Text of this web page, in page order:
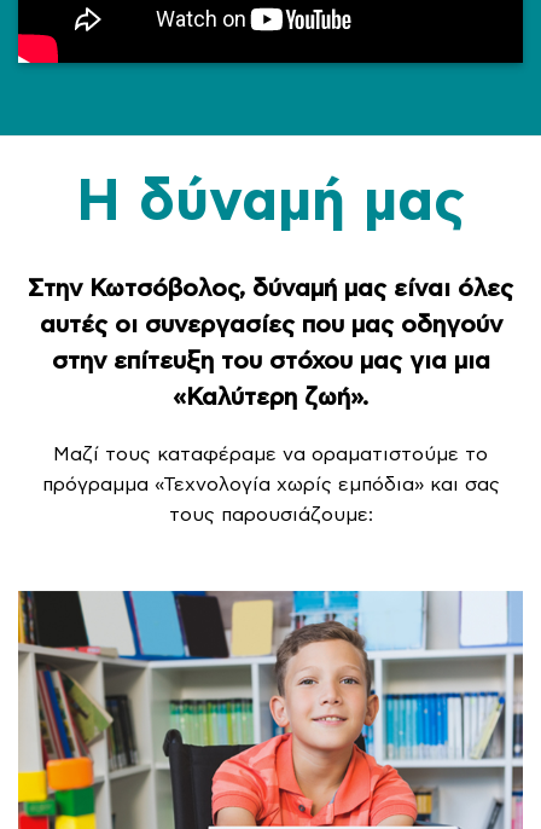
Η δύναμή μας
Στην Κωτσόβολος, δύναμή μας είναι όλες
αυτές οι συνεργασίες που μας οδηγούν
στην επίτευξη του στόχου μας για μια
«Καλύτερη ζωή».
Μαζί τους καταφέραμε να οραματιστούμε το
πρόγραμμα «Τεχνολογία χωρίς εμπόδια» και σας
τους παρουσιάζουμε: